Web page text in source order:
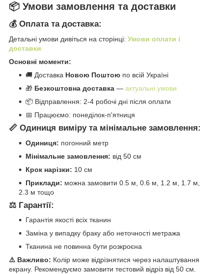
📦 Умови замовлення та доставки
💰 Оплата та доставка:
Детальні умови дивіться на сторінці: Умови оплати і
доставки
Основні моменти:
🚚 Доставка Новою Поштою по всій Україні
🎁 Безкоштовна доставка — актуальні умови
📦 Відправлення: 2-4 робочі дні після оплати
📅 Працюємо: понеділок-п'ятниця
📏 Одиниця виміру та мінімальне замовлення:
Одиниця: погонний метр
Мінімальне замовлення: від 50 см
Крок нарізки: 10 см
Приклади: можна замовити 0.5 м, 0.6 м, 1.2 м, 1.7 м,
2.3 м тощо
⚖️ Гарантії:
Гарантія якості всіх тканин
Заміна у випадку браку або неточності метража
Тканина не повинна бути розкроєна
⚠️ Важливо: Колір може відрізнятися через налаштування
екрану. Рекомендуємо замовити тестовий відріз від 50 см.